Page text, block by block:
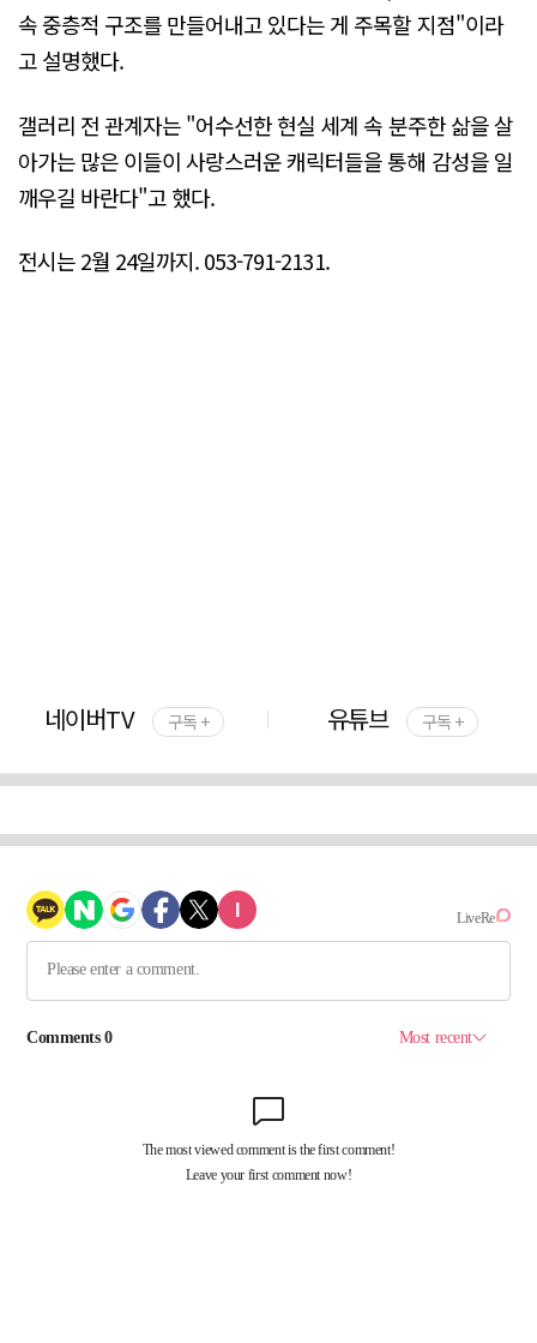
속 중층적 구조를 만들어내고 있다는 게 주목할 지점"이라
고 설명했다.
갤러리 전 관계자는 "어수선한 현실 세계 속 분주한 삶을 살
아가는 많은 이들이 사랑스러운 캐릭터들을 통해 감성을 일
깨우길 바란다"고 했다.
전시는 2월 24일까지. 053-791-2131.
네이버TV 구독 + 유튜브 구독 +